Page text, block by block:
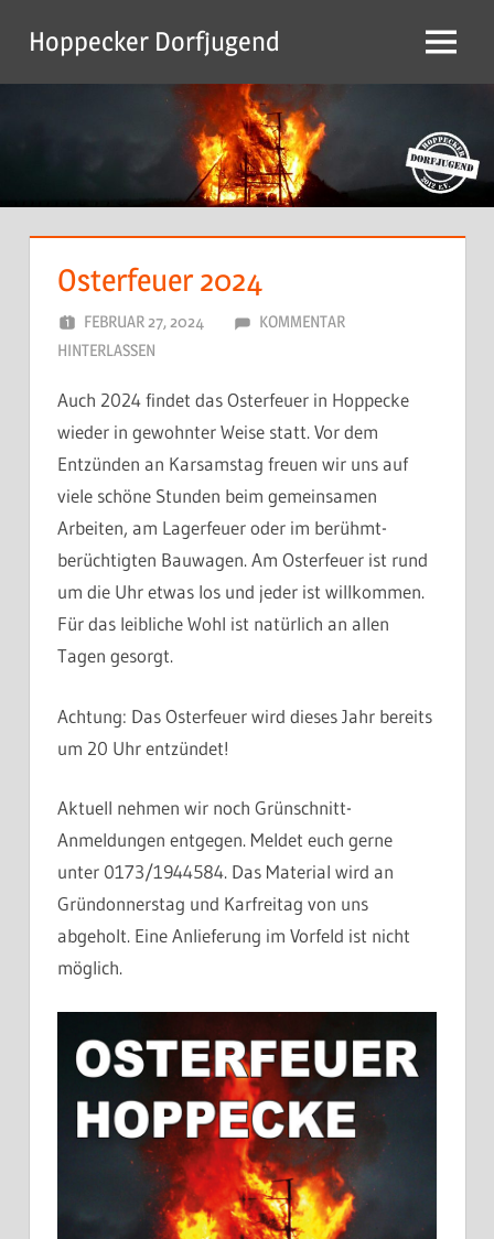
Inhalt
springen
Hoppecker Dorfjugend Menu
Osterfeuer 2024
FEBRUAR 27, 2024 DORFJUGEND
KOMMENTAR
HINTERLASSEN
Auch 2024 findet das Osterfeuer in Hoppecke
wieder in gewohnter Weise statt. Vor dem
Entzünden an Karsamstag freuen wir uns auf
viele schöne Stunden beim gemeinsamen
Arbeiten, am Lagerfeuer oder im berühmt-
berüchtigten Bauwagen. Am Osterfeuer ist rund
um die Uhr etwas los und jeder ist willkommen.
Für das leibliche Wohl ist natürlich an allen
Tagen gesorgt.
Achtung: Das Osterfeuer wird dieses Jahr bereits
um 20 Uhr entzündet!
Aktuell nehmen wir noch Grünschnitt-
Anmeldungen entgegen. Meldet euch gerne
unter 0173/1944584. Das Material wird an
Gründonnerstag und Karfreitag von uns
abgeholt. Eine Anlieferung im Vorfeld ist nicht
möglich.